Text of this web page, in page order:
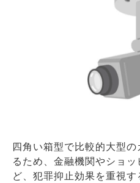
四角い箱型で比較的大型
るため、金融機関やショ
ど、犯罪抑止効果を重視す